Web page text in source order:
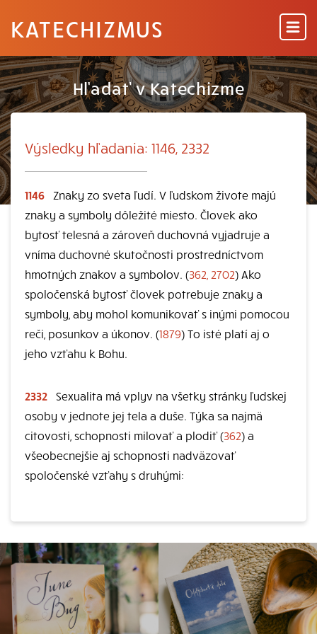
KATECHIZMUS
Hľadať v Katechizme
Výsledky hľadania: 1146, 2332
1146
Znaky zo sveta ľudí. V ľudskom živote majú
znaky a symboly dôležité miesto. Človek ako
bytosť telesná a zároveň duchovná vyjadruje a
vníma duchovné skutočnosti prostredníctvom
hmotných znakov a symbolov. (362, 2702) Ako
spoločenská bytosť človek potrebuje znaky a
symboly, aby mohol komunikovať s inými pomocou
reči, posunkov a úkonov. (1879) To isté platí aj o
jeho vzťahu k Bohu.
2332 Sexualita má vplyv na všetky stránky ľudskej
osoby v jednote jej tela a duše. Týka sa najmä
citovosti, schopnosti milovať a plodiť (362) a
všeobecnejšie aj schopnosti nadväzovať
spoločenské vzťahy s druhými: